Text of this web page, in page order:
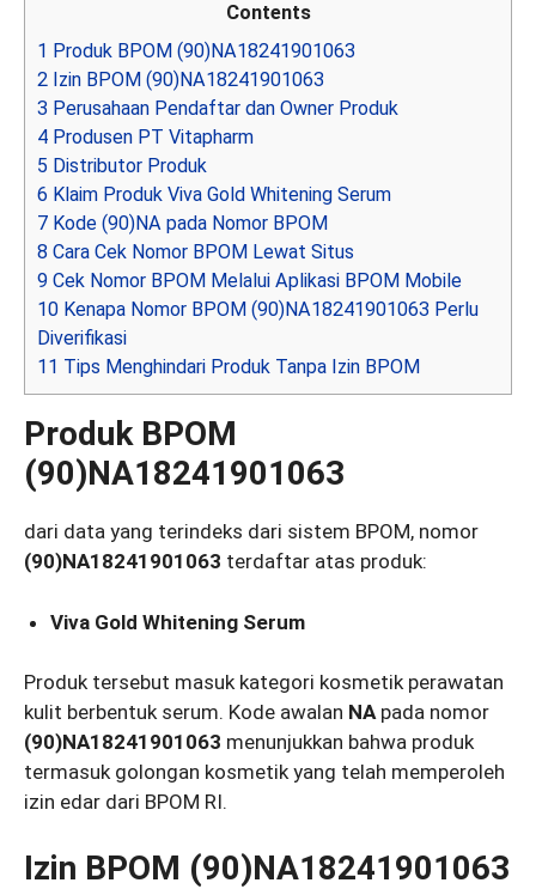
Contents
1 Produk BPOM (90)NA18241901063
2 Izin BPOM (90)NA18241901063
3 Perusahaan Pendaftar dan Owner Produk
4 Produsen PT Vitapharm
5 Distributor Produk
6 Klaim Produk Viva Gold Whitening Serum
7 Kode (90)NA pada Nomor BPOM
8 Cara Cek Nomor BPOM Lewat Situs
9 Cek Nomor BPOM Melalui Aplikasi BPOM Mobile
10 Kenapa Nomor BPOM (90)NA18241901063 Perlu
Diverifikasi
11 Tips Menghindari Produk Tanpa Izin BPOM
Produk BPOM
(90)NA18241901063
dari data yang terindeks dari sistem BPOM, nomor
(90)NA18241901063 terdaftar atas produk:
Viva Gold Whitening Serum
Produk tersebut masuk kategori kosmetik perawatan
kulit berbentuk serum. Kode awalan NApada nomor
(90)NA18241901063 menunjukkan bahwa produk
termasuk golongan kosmetik yang telah memperoleh
izin edar dari BPOM RI.
Izin BPOM (90)NA18241901063